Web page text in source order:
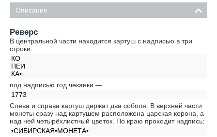
Описание
Реверс
В центральной части находится картуш с надписью в три
строки:
КО
ПЕИ
КА•
под надписью год чеканки —
1773
Слева и справа картуш держат два соболя. В верхней части
монеты сразу над картушем расположена царская корона, а
над ней четырёхлистный цветок. По краю проходит надпись:
•СИБИРСКАЯ•МОНЕТА•